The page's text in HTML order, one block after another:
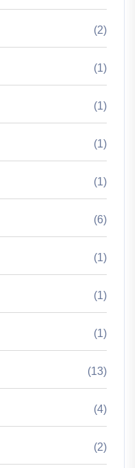
(2)
(1)
(1)
(1)
(1)
(6)
(1)
(1)
(1)
(13)
(4)
(2)